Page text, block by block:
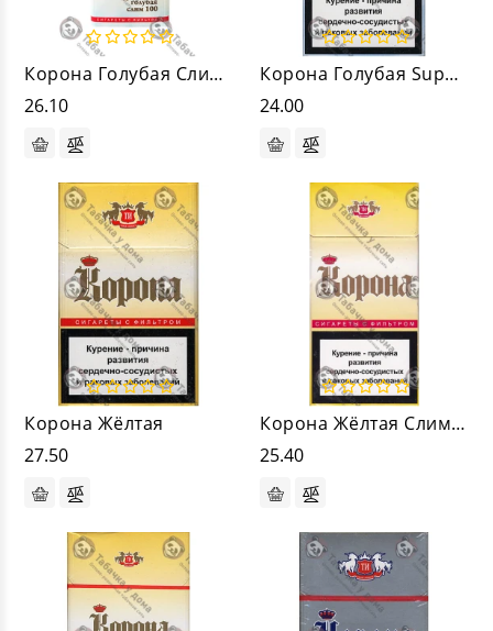
Корона Голубая Слим 100
26.10
Корона Голубая Super Slims
24.00
Корона Жёлтая
27.50
Корона Жёлтая Слим 100
25.40